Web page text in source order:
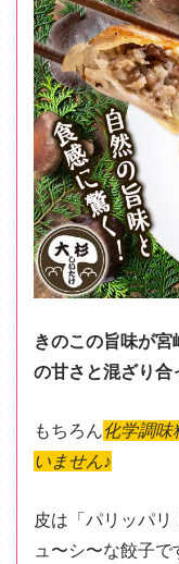
きのこの旨味が
の甘さと混ざり合
もちろん化学調味
いません♪
皮は「パリッパ
ュ〜シ〜な餃子で